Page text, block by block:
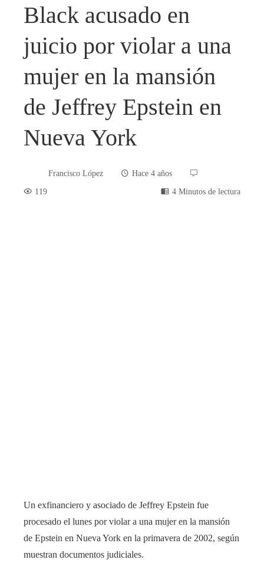
Black acusado en
juicio por violar a una
mujer en la mansión
de Jeffrey Epstein en
Nueva York
Francisco López
Hace 4 años
119
4 Minutos de lectura
Un exfinanciero y asociado de Jeffrey Epstein fue
procesado el lunes por violar a una mujer en la mansión
de Epstein en Nueva York en la primavera de 2002, según
muestran documentos judiciales.